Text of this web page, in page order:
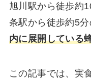
旭川駅から徒歩約
条駅から徒歩約5
内に展開している
この記事では、実